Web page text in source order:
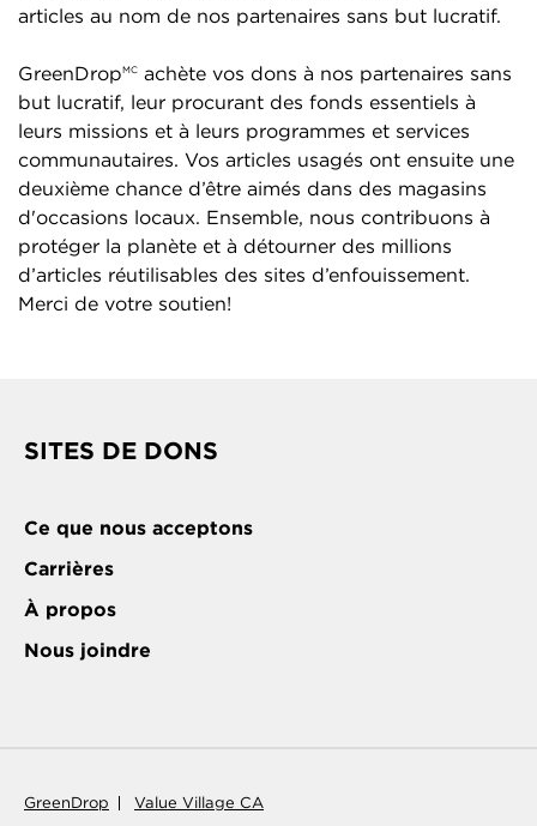
articles au nom de nos partenaires sans but lucratif.
GreenDropMC achète vos dons à nos partenaires sans
but lucratif, leur procurant des fonds essentiels à
leurs missions et à leurs programmes et services
communautaires. Vos articles usagés ont ensuite une
deuxième chance d’être aimés dans des magasins
d'occasions locaux. Ensemble, nous contribuons à
protéger la planète et à détourner des millions
d’articles réutilisables des sites d’enfouissement.
Merci de votre soutien!
SITES DE DONS
Ce que nous acceptons
Carrières
À propos
Nous joindre
GreenDrop Value Village CA